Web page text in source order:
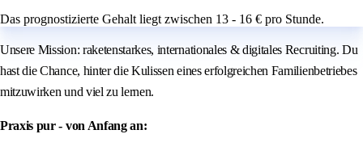
Das prognostizierte Gehalt liegt zwischen 13 - 16 € pro Stunde.
Unsere Mission: raketenstarkes, internationales & digitales Recruiting. Du
hast die Chance, hinter die Kulissen eines erfolgreichen Familienbetriebes
mitzuwirken und viel zu lernen.
Praxis pur - von Anfang an: